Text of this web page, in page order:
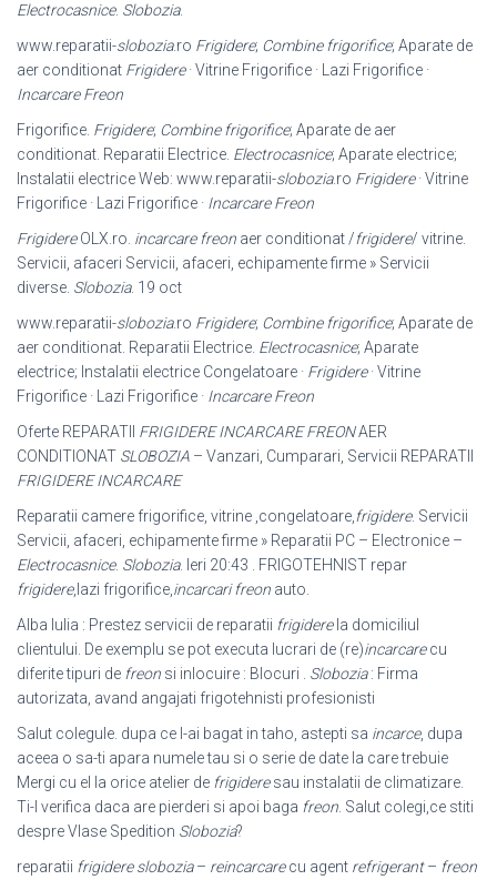
Electrocasnice. Slobozia.
www.reparatii-slobozia.ro Frigidere; Combine frigorifice; Aparate de
aer conditionat Frigidere· Vitrine Frigorifice · Lazi Frigorifice ·
Incarcare Freon
Frigorifice. Frigidere; Combine frigorifice; Aparate de aer
conditionat. Reparatii Electrice. Electrocasnice; Aparate electrice;
Instalatii electrice Web: www. reparatii-slobozia.ro Frigidere· Vitrine
Frigorifice · Lazi Frigorifice · Incarcare Freon
FrigidereOLX.ro. incarcare freon aer conditionat /frigidere/ vitrine.
Servicii, afaceri Servicii, afaceri, echipamente firme » Servicii
diverse. Slobozia. 19 oct
www.reparatii-slobozia.ro Frigidere; Combine frigorifice; Aparate de
aer conditionat. Reparatii Electrice. Electrocasnice; Aparate
electrice; Instalatii electrice Congelatoare · Frigidere· Vitrine
Frigorifice · Lazi Frigorifice · Incarcare Freon
Oferte REPARATII FRIGIDERE INCARCARE FREONAER
CONDITIONAT SLOBOZIA – Vanzari, Cumparari, Servicii REPARATII
FRIGIDERE INCARCARE
Reparatii camere frigorifice, vitrine ,congelatoare, frigidere. Servicii
Servicii, afaceri, echipamente firme » Reparatii PC – Electronice –
Electrocasnice. Slobozia. Ieri 20:43 . FRIGOTEHNIST repar
frigidere,lazi frigorifice, incarcari freon auto.
Alba Iulia : Prestez servicii de reparatii frigiderela domiciliul
clientului. De exemplu se pot executa lucrari de (re)incarcarecu
diferite tipuri de freon si inlocuire : Blocuri . Slobozia: Firma
autorizata, avand angajati frigotehnisti profesionisti
Salut colegule. dupa ce l-ai bagat in taho, astepti sa incarce, dupa
aceea o sa-ti apara numele tau si o serie de date la care trebuie
Mergi cu el la orice atelier de frigideresau instalatii de climatizare.
Ti-l verifica daca are pierderi si apoi baga freon . Salut colegi,ce stiti
despre Vlase Spedition Slobozia?
reparatii frigidere slobozia– reincarcarecu agent refrigerant– freon